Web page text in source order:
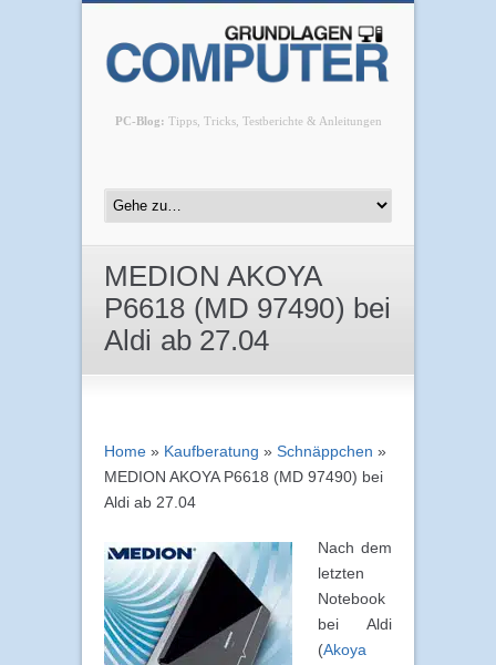
PC-Blog: Tipps, Tricks, Testberichte & Anleitungen
MEDION AKOYA
P6618 (MD 97490) bei
Aldi ab 27.04
Home » Kaufberatung » Schnäppchen »
MEDION AKOYA P6618 (MD 97490) bei
Aldi ab 27.04
Nach dem
letzten
Notebook
bei Aldi
(Akoya